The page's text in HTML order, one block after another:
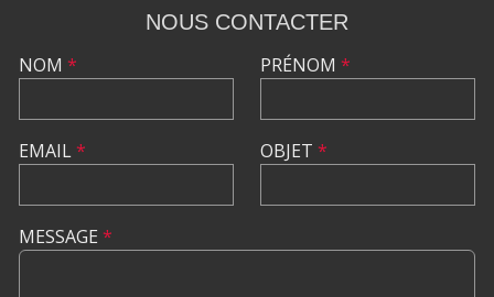
NOUS CONTACTER
NOM *
EMAIL*
PRÉNOM *
OBJET *
MESSAGE *